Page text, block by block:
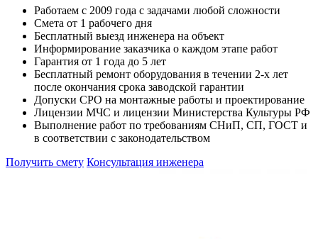
Работаем с 2009 года с задачами любой сложности
Смета от 1 рабочего дня
Бесплатный выезд инженера на объект
Информирование заказчика о каждом этапе работ
Гарантия от 1 года до 5 лет
Бесплатный ремонт оборудования в течении 2-х лет
после окончания срока заводской гарантии
Допуски СРО на монтажные работы и проектирование
Лицензии МЧС и лицензии Министерства Культуры РФ
Выполнение работ по требованиям СНиП, СП, ГОСТ и
в соответствии с законодательством
Получить смету Консультация инженера